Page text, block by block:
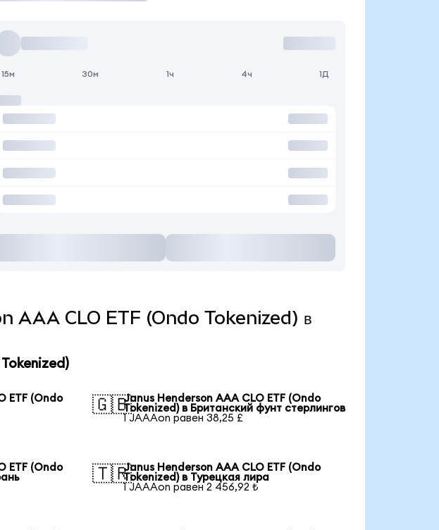
15м 30м 1ч 4ч 1Д
AAA CLO ETF (Ondo Tokenized) в
ETF (Ondo
🇬🇧Janus Henderson AAA CLO ETF (Ondo
Tokenized) в Британский фунт стерлингов
1 JAAAon равен 38,25 £
ETF (Ondo
🇹🇷Janus Henderson AAA CLO ETF (Ondo
Tokenized) в Турецкая лира
1 JAAAon равен 2 456,92 ₺